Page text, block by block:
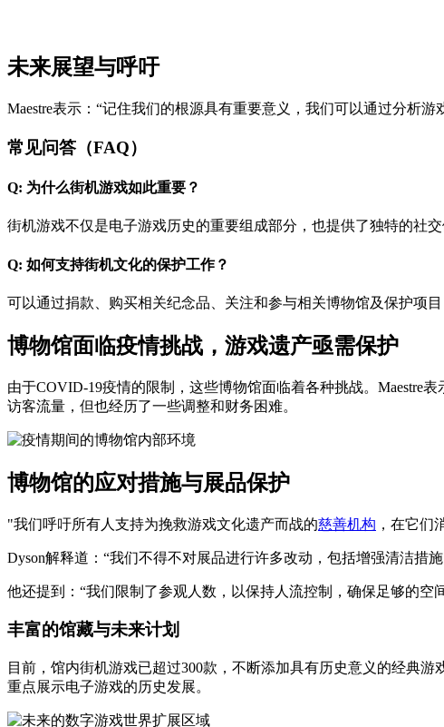
未来展望与呼吁
Maestre表示：“记住我们的根源具有重要意义，我们可以通过分析
常见问答（FAQ）
Q: 为什么街机游戏如此重要？
街机游戏不仅是电子游戏历史的重要组成部分，也提供了独特的社
Q: 如何支持街机文化的保护工作？
可以通过捐款、购买相关纪念品、关注和参与相关博物馆及保护项
博物馆面临疫情挑战，游戏遗产亟需保护
由于COVID-19疫情的限制，这些博物馆面临着各种挑战。Maestre
访客流量，但也经历了一些调整和财务困难。
博物馆的应对措施与展品保护
"我们呼吁所有人支持为挽救游戏文化遗产而战的慈善机构 ，在它们
Dyson解释道：“我们不得不对展品进行许多改动，包括增强清洁措
他还提到：“我们限制了参观人数，以保持人流控制，确保足够的
丰富的馆藏与未来计划
目前，馆内街机游戏已超过300款，不断添加具有历史意义的经典
重点展示电子游戏的历史发展。